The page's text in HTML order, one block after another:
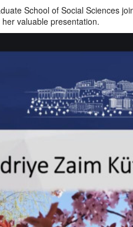
School of Social Sciences
valuable presentation.